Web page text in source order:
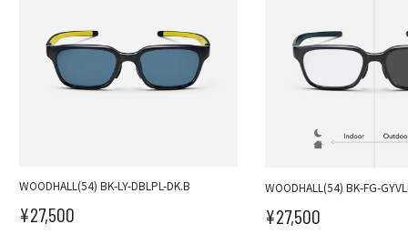
WOODHALL(54) BK-LY-DBLPL-DK.B
セール価格
¥27,500
WOODHALL(54) BK-FG-
セール価格
¥27,500